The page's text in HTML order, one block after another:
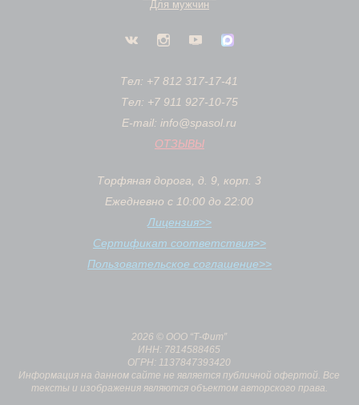
Для мужчин
Тел: +7 812 317-17-41
Тел: +7 911 927-10-75
E-mail: info@spasol.ru
ОТЗЫВЫ
Торфяная дорога, д. 9, корп. 3
Ежедневно с 10:00 до 22:00
Лицензия>>
Сертификат соответствия>>
Пользовательское соглашение>>
2026 © ООО “Т-Фит”
ИНН: 7814588465
ОГРН: 1137847393420
Информация на данном сайте не является публичной офертой. Все
тексты и изображения являются объектом авторского права.